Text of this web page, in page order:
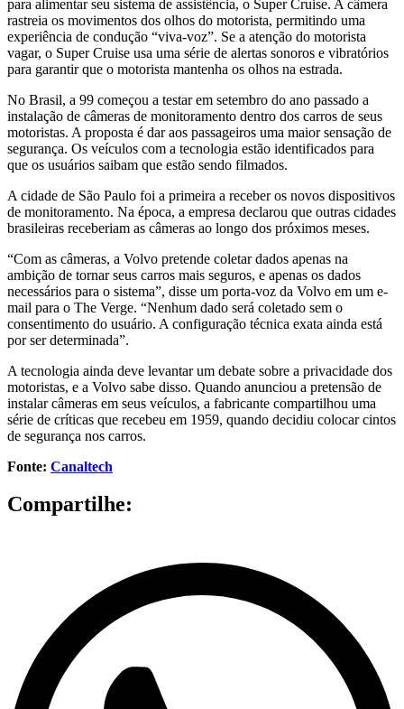
para alimentar seu sistema de assistência, o Super Cruise. A câmera
rastreia os movimentos dos olhos do motorista, permitindo uma
experiência de condução “viva-voz”. Se a atenção do motorista
vagar, o Super Cruise usa uma série de alertas sonoros e vibratórios
para garantir que o motorista mantenha os olhos na estrada.
No Brasil, a 99 começou a testar em setembro do ano passado a
instalação de câmeras de monitoramento dentro dos carros de seus
motoristas. A proposta é dar aos passageiros uma maior sensação de
segurança. Os veículos com a tecnologia estão identificados para
que os usuários saibam que estão sendo filmados.
A cidade de São Paulo foi a primeira a receber os novos dispositivos
de monitoramento. Na época, a empresa declarou que outras cidades
brasileiras receberiam as câmeras ao longo dos próximos meses.
“Com as câmeras, a Volvo pretende coletar dados apenas na
ambição de tornar seus carros mais seguros, e apenas os dados
necessários para o sistema”, disse um porta-voz da Volvo em um e-
mail para o The Verge. “Nenhum dado será coletado sem o
consentimento do usuário. A configuração técnica exata ainda está
por ser determinada”.
A tecnologia ainda deve levantar um debate sobre a privacidade dos
motoristas, e a Volvo sabe disso. Quando anunciou a pretensão de
instalar câmeras em seus veículos, a fabricante compartilhou uma
série de críticas que recebeu em 1959, quando decidiu colocar cintos
de segurança nos carros.
Fonte: Canaltech
Compartilhe: